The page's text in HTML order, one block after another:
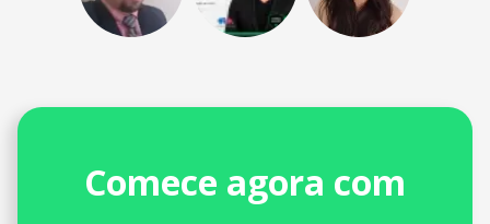
Comece agora com